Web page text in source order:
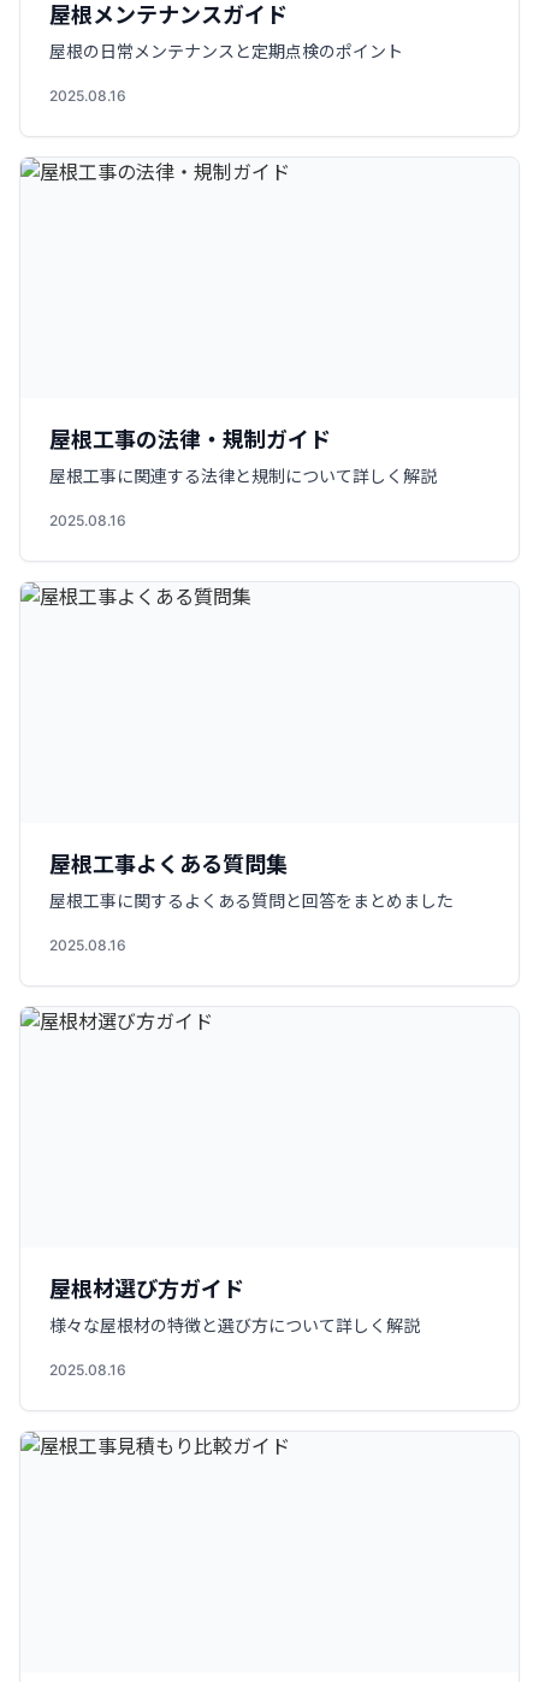
屋根メンテナンスガイド
屋根の日常メンテナンスと定期点検のポイント
2025.08.16
屋根工事の法律・規制ガイド
屋根工事に関連する法律と規制について詳しく解説
2025.08.16
屋根工事よくある質問集
屋根工事に関するよくある質問と回答をまとめました
2025.08.16
屋根材選び方ガイド
様々な屋根材の特徴と選び方について詳しく解説
2025.08.16